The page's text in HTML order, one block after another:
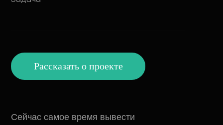
Рассказать о проекте
Сейчас самое время вывести